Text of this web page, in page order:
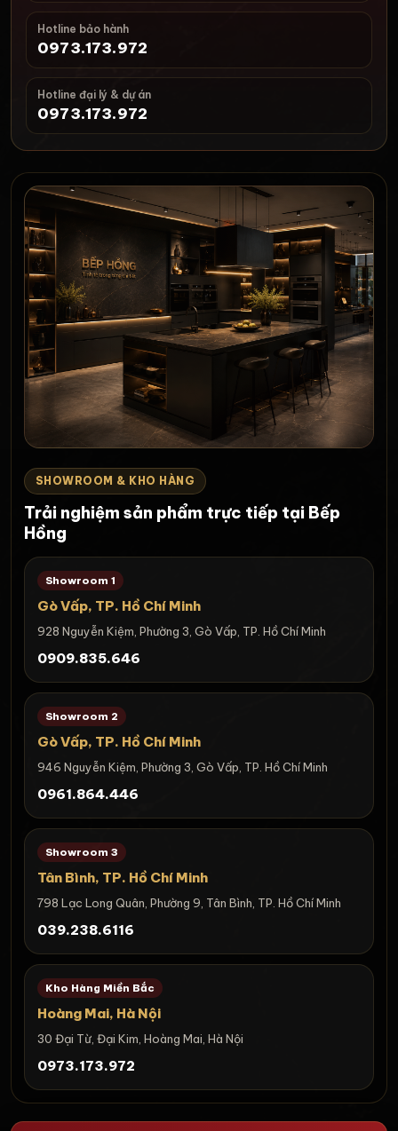
Hotline bảo hành
0973.173.972
Hotline đại lý & dự án
0973.173.972
SHOWROOM & KHO HÀNG
Trải nghiệm sản phẩm trực tiếp tại Bếp
Hồng
Showroom 1
Gò Vấp, TP. Hồ Chí Minh
928 Nguyễn Kiệm, Phường 3, Gò Vấp, TP. Hồ Chí Minh
0909.835.646
Showroom 2
Gò Vấp, TP. Hồ Chí Minh
946 Nguyễn Kiệm, Phường 3, Gò Vấp, TP. Hồ Chí Minh
0961.864.446
Showroom 3
Tân Bình, TP. Hồ Chí Minh
798 Lạc Long Quân, Phường 9, Tân Bình, TP. Hồ Chí Minh
039.238.6116
Kho Hàng Miền Bắc
Hoàng Mai, Hà Nội
30 Đại Từ, Đại Kim, Hoàng Mai, Hà Nội
0973.173.972